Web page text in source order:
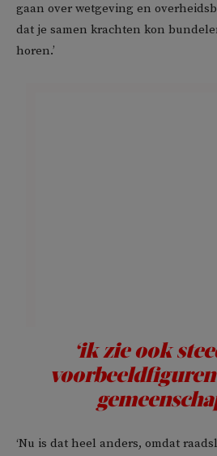
gaan over wetgeving en
dat je samen krachten kon
horen.’
‘ik zie ook
‘Nu is dat heel anders, omdat